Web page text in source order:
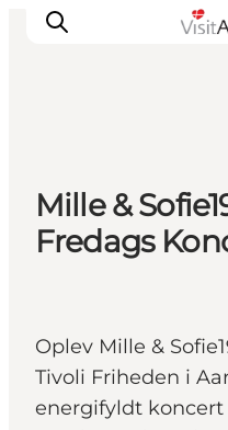
Oplevelser
Kalender
Byer og steder
Mille &
Fredags
Oplev Mille &
Tivoli Friheden i
energifyldt